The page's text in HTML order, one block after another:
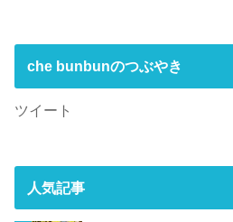
che bunbunのつぶやき
ツイート
人気記事